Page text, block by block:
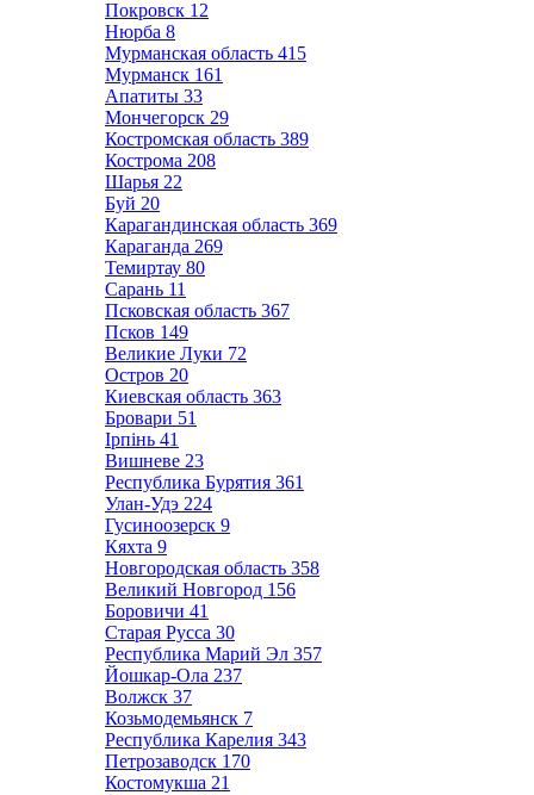
Покровск 12
Нюрба 8
Мурманская область 415
Мурманск 161
Апатиты 33
Мончегорск 29
Костромская область 389
Кострома 208
Шарья 22
Буй 20
Карагандинская область 369
Караганда 269
Темиртау 80
Сарань 11
Псковская область 367
Псков 149
Великие Луки 72
Остров 20
Киевская область 363
Бровари 51
Ірпінь 41
Вишневе 23
Республика Бурятия 361
Улан-Удэ 224
Гусиноозерск 9
Кяхта 9
Новгородская область 358
Великий Новгород 156
Боровичи 41
Старая Русса 30
Республика Марий Эл 357
Йошкар-Ола 237
Волжск 37
Козьмодемьянск 7
Республика Карелия 343
Петрозаводск 170
Костомукша 21